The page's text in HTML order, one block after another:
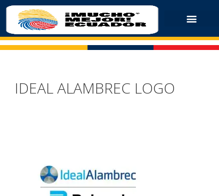
IDEAL ALAMBREC LOGO